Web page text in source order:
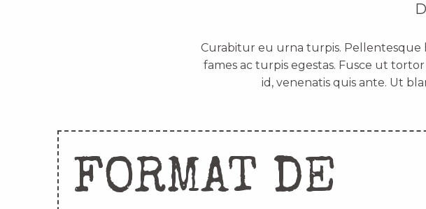
Curabitur eu urna turpis.
fames ac turpis egestas. Fusce ut
id, venenatis quis ante. Ut
FORMAT DE